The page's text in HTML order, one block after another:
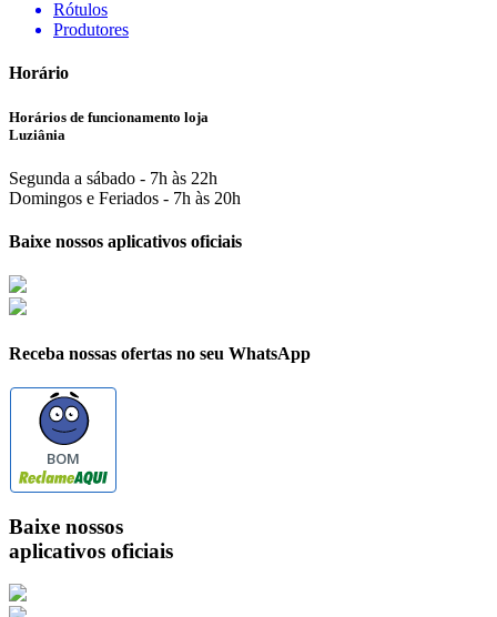
Rótulos
Produtores
Horário
Horários de funcionamento loja
Luziânia
Segunda a sábado - 7h às 22h
Domingos e Feriados - 7h às 20h
Baixe nossos aplicativos oficiais
Receba nossas ofertas no seu WhatsApp
BOM
Baixe nossos
aplicativos oficiais